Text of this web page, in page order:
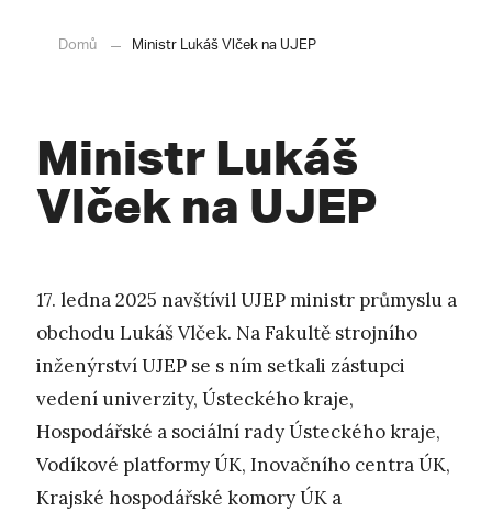
Domů Ministr Lukáš Vlček na UJEP
Ministr Lukáš
Vlček na UJEP
17. ledna 2025 navštívil UJEP ministr průmyslu a
obchodu Lukáš Vlček. Na Fakultě strojního
inženýrství UJEP se s ním setkali zástupci
vedení univerzity, Ústeckého kraje,
Hospodářské a sociální rady Ústeckého kraje,
Vodíkové platformy ÚK, Inovačního centra ÚK,
Krajské hospodářské komory ÚK a